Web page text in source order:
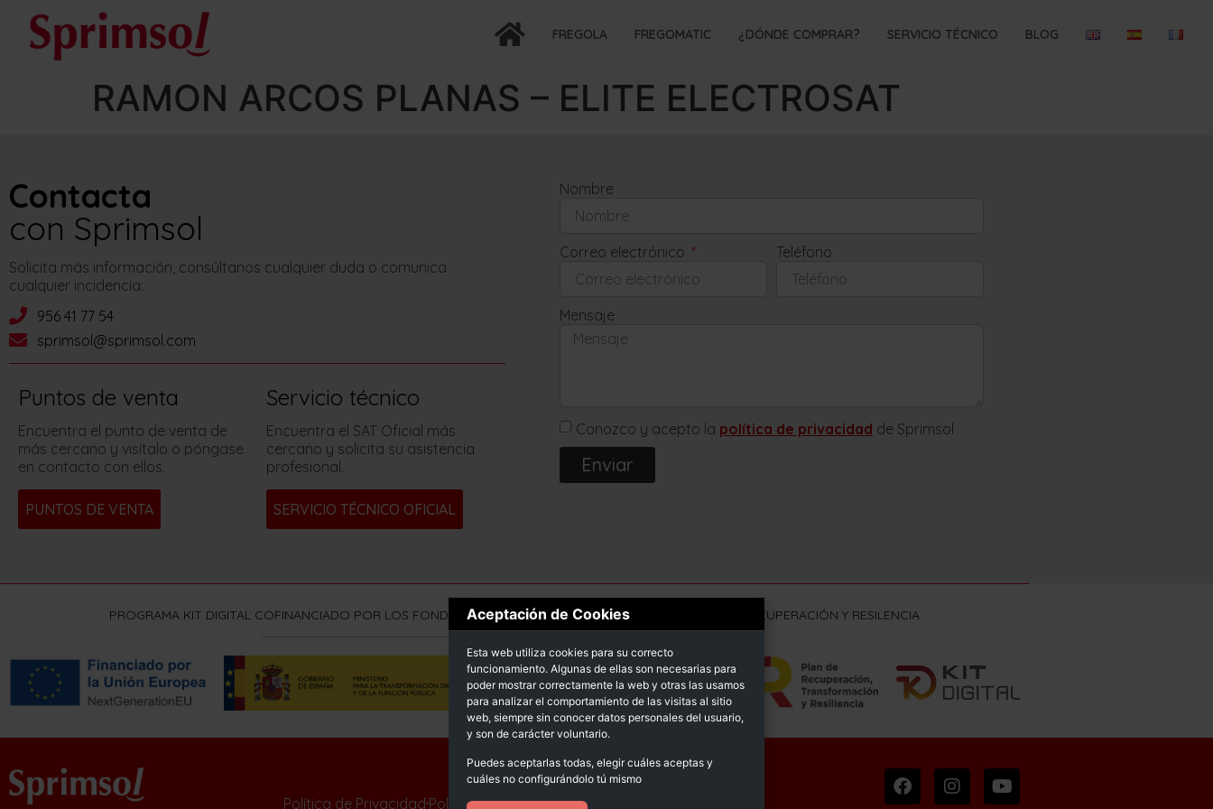
FREGOLA FREGOMATIC ¿DÓNDE COMPRAR? SERVICIO TÉCNICO BLOG
RAMON ARCOS PLANAS – ELITE ELECTROSAT
Contacta
con Sprimsol
Solicita más información, consúltanos cualquier duda o comunica
cualquier incidencia:
956 41 77 54
sprimsol@sprimsol.com
Puntos de venta
Encuentra el punto de venta de
más cercano y visítalo o póngase
en contacto con ellos.
PUNTOS DE VENTA
Servicio técnico
Encuentra el SAT Oficial más
cercano y solicita su asistencia
profesional.
SERVICIO TÉCNICO OFICIAL
Nombre
Correo electrónico Teléfono
Mensaje
Conozco y acepto la política de privacidad de Sprimsol
Enviar
PROGRAMA KIT DIGITAL COFINANCIADO POR LOS FONDOS NEXT GENERATION (EU) DEL MECANISMO DE RECUPERACIÓN Y RESILENCIA
© Sprimsol 2025
Política de Privacidad Política de calidadDeclaración de accesibilidad
Aceptación de Cookies
Esta web utiliza cookies para su correcto
funcionamiento. Algunas de ellas son necesarias para
poder mostrar correctamente la web y otras las usamos
para analizar el comportamiento de las visitas al sitio
web, siempre sin conocer datos personales del usuario,
y son de carácter voluntario.
Puedes aceptarlas todas, elegir cuáles aceptas y
cuáles no configurándolo tú mismo